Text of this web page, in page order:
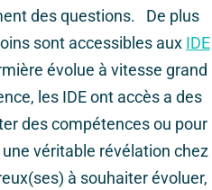
des questions. De plus
sont accessibles aux IDE
évolue à vitesse grand
les IDE ont accès a des
des compétences ou pour
véritable révélation chez
à souhaiter évoluer,